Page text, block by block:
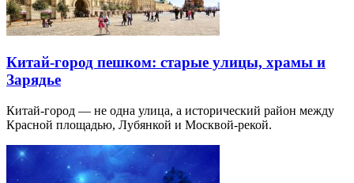
Китай-город пешком: старые улицы, храмы и
Зарядье
Китай-город — не одна улица, а исторический район между
Красной площадью, Лубянкой и Москвой-рекой.